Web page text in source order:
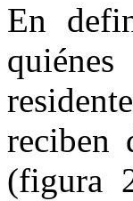
En
reciben
(figura